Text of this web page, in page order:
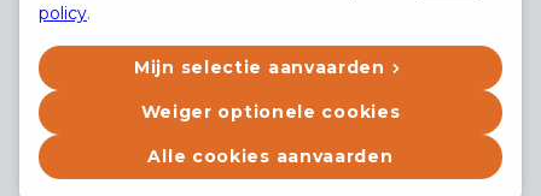
ingelicht over je komst. Je krijgt de
kans om aan te sluiten bij onze
Whatsapp groep.
policy.
Mijn selectie aanvaarden
Weiger optionele cookies
Alle cookies aanvaarden